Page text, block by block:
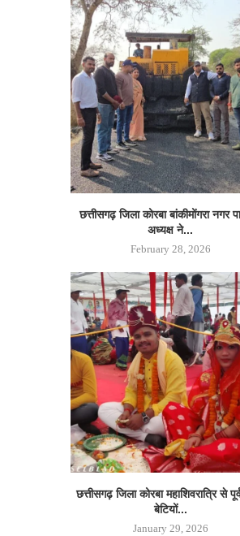
छत्तीसगढ़ जिला कोरबा बांकीमोंगरा नगर
अध्यक्ष ने...
February 28, 2026
छत्तीसगढ़ जिला कोरबा महाशिवरात्रि से
बेटियों...
January 29, 2026